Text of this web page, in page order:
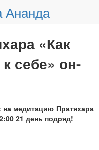
Ананда
«Как
себе» он-
на медитацию Пратяхара
21 день подряд!